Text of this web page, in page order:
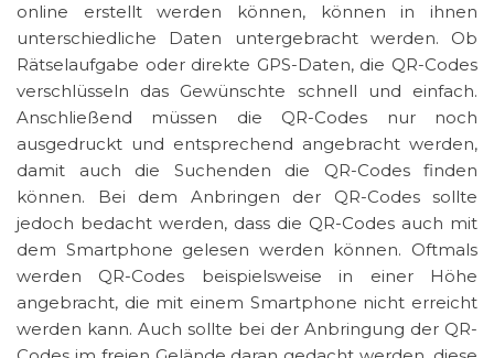
online erstellt werden können, können in ihnen
unterschiedliche Daten untergebracht werden. Ob
Rätselaufgabe oder direkte GPS-Daten, die QR-Codes
verschlüsseln das Gewünschte schnell und einfach.
Anschließend müssen die QR-Codes nur noch
ausgedruckt und entsprechend angebracht werden,
damit auch die Suchenden die QR-Codes finden
können. Bei dem Anbringen der QR-Codes sollte
jedoch bedacht werden, dass die QR-Codes auch mit
dem Smartphone gelesen werden können. Oftmals
werden QR-Codes beispielsweise in einer Höhe
angebracht, die mit einem Smartphone nicht erreicht
werden kann. Auch sollte bei der Anbringung der QR-